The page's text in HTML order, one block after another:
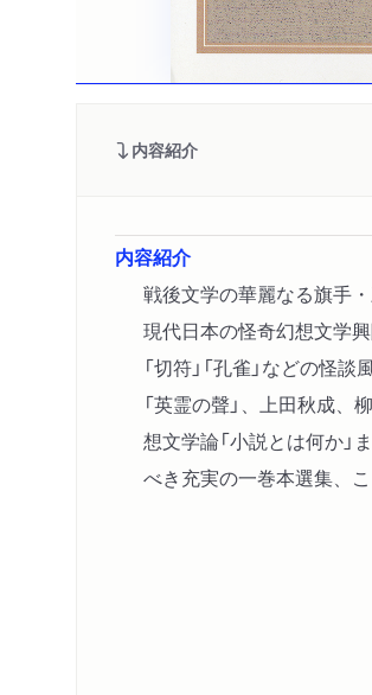
内容紹介
内容紹介
戦後文学の華麗なる旗手
現代日本の怪奇幻想文学
「切符」「孔雀」などの怪
「英霊の聲」、上田秋成
想文学論「小説とは何か」
べき充実の一巻本選集、こ